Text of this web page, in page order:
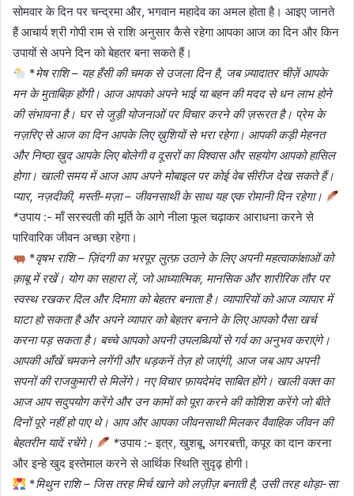
सोमवार के दिन पर चन्द्रमा और, भगवान महादेव का अमल होता है। आइए जानते
हैं आचार्य श्री गोपी राम से राशि अनुसार कैसे रहेगा आपका आज का दिन और किन
उपायों से अपने दिन को बेहतर बना सकते हैं।
*मेष राशि – यह हँसी की चमक से उजला दिन है, जब ज़्यादातर चीज़ें आपके
मन के मुताबिक़ होंगी। आज आपको अपने भाई या बहन की मदद से धन लाभ होने
की संभावना है। घर से जुड़ी योजनाओं पर विचार करने की ज़रूरत है। प्रेम के
नज़रिए से आज का दिन आपके लिए ख़ुशियों से भरा रहेगा। आपकी कड़ी मेहनत
और निष्ठा ख़ुद आपके लिए बोलेगी व दूसरों का विश्वास और सहयोग आपको हासिल
होगा। खाली समय में आज आप अपने मोबाइल पर कोई वेब सीरीज देख सकते हैं।
प्यार, नज़दीकी, मस्ती-मज़ा – जीवनसाथी के साथ यह एक रोमानी दिन रहेगा।
*उपाय :- माँ सरस्वती की मूर्ति के आगे नीला फूल चढ़ाकर आराधना करने से
पारिवारिक जीवन अच्छा रहेगा।
*वृषभ राशि – ज़िंदगी का भरपूर लुत्फ़ उठाने के लिए अपनी महत्वाकांक्षाओं को
क़ाबू में रखें। योग का सहारा लें, जो आध्यात्मिक, मानसिक और शारीरिक तौर पर
स्वस्थ रखकर दिल और दिमाग़ को बेहतर बनाता है। व्यापारियों को आज व्यापार में
घाटा हो सकता है और अपने व्यापार को बेहतर बनाने के लिए आपको पैसा खर्च
करना पड़ सकता है। बच्चे आपको अपनी उपलब्धियों से गर्व का अनुभव कराएंगे।
आपकी आँखें चमकने लगेंगी और धड़कनें तेज़ हो जाएंगी, आज जब आप अपनी
सपनों की राजकुमारी से मिलेंगे। नए विचार फ़ायदेमंद साबित होंगे। खाली वक्त का
आज आप सदुपयोग करेंगे और उन कामों को पूरा करने की कोशिश करेंगे जो बीते
दिनों पूरे नहीं हो पाए थे। आप और आपका जीवनसाथी मिलकर वैवाहिक जीवन की
बेहतरीन यादें रचेंगे।
*उपाय :- इत्र, खुशबू, अगरबत्ती, कपूर का दान करना
और इन्हे खुद इस्तेमाल करने से आर्थिक स्थिति सुदृढ़ होगी।
*मिथुन राशि – जिस तरह मिर्च खाने को लज़ीज़ बनाती है, उसी तरह थोड़ा-सा